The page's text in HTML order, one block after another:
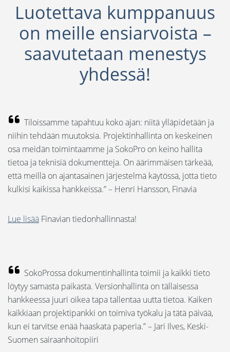
Luotettava kumppanuus
on meille ensiarvoista –
saavutetaan menestys
yhdessä!
Tiloissamme tapahtuu koko ajan: niitä ylläpidetään ja
niihin tehdään muutoksia. Projektinhallinta on keskeinen
osa meidän toimintaamme ja SokoPro on keino hallita
tietoa ja teknisiä dokumentteja. On äärimmäisen tärkeää,
että meillä on ajantasainen järjestelmä käytössä, jotta tieto
kulkisi kaikissa hankkeissa.” – Henri Hansson, Finavia
Lue lisää Finavian tiedonhallinnasta!
SokoProssa dokumentinhallinta toimii ja kaikki tieto
löytyy samasta paikasta. Versionhallinta on tällaisessa
hankkeessa juuri oikea tapa tallentaa uutta tietoa. Kaiken
kaikkiaan projektipankki on toimiva työkalu ja tätä päivää,
kun ei tarvitse enää haaskata paperia.” – Jari Ilves, Keski-
Suomen sairaanhoitopiiri